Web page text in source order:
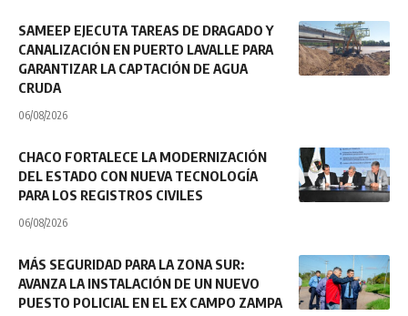
SAMEEP EJECUTA TAREAS DE DRAGADO Y
CANALIZACIÓN EN PUERTO LAVALLE PARA
GARANTIZAR LA CAPTACIÓN DE AGUA
CRUDA
06/08/2026
CHACO FORTALECE LA MODERNIZACIÓN
DEL ESTADO CON NUEVA TECNOLOGÍA
PARA LOS REGISTROS CIVILES
06/08/2026
MÁS SEGURIDAD PARA LA ZONA SUR:
AVANZA LA INSTALACIÓN DE UN NUEVO
PUESTO POLICIAL EN EL EX CAMPO ZAMPA